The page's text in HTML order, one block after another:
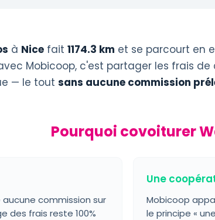
à Nice fait 1174.3 km et se parcourt en
Mobicoop, c'est partager les frais
— le tout sans aucune commission
Pourquoi covoiturer
commission sur
des frais reste 100%
Une
Mobicoop
le principe «